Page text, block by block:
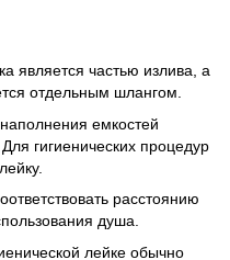
является частью излива, а
отдельным шлангом.
емкостей
гигиенических процедур
расстоянию
душа.
лейке обычно